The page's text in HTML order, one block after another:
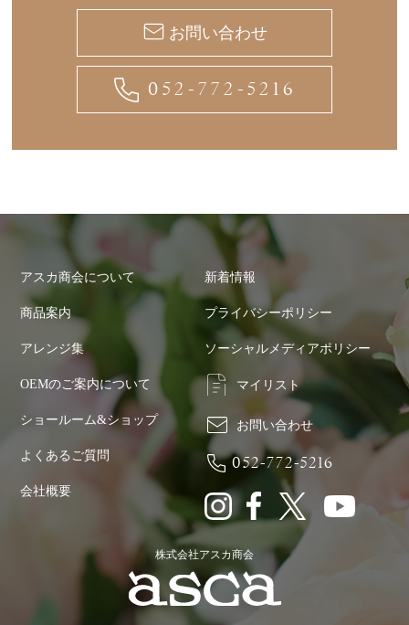
お問い合わせ
052-772-5216
アスカ商会について
商品案内
アレンジ集
OEMのご案内について
ショールーム&ショップ
よくあるご質問
会社概要
新着情報
プライバシーポリシー
ソーシャルメディアポリシー
マイリスト
お問い合わせ
052-772-5216
株式会社アスカ商会